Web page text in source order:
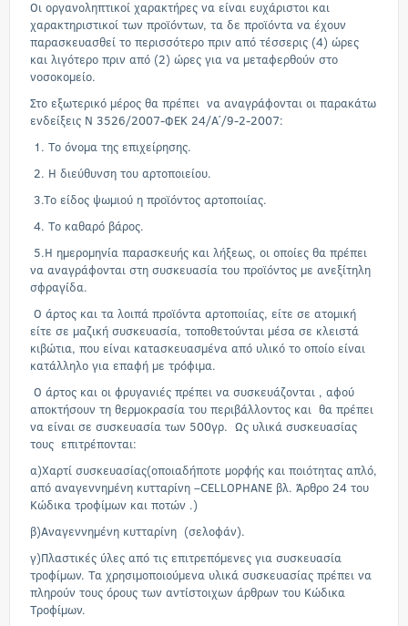
Οι οργανοληπτικοί χαρακτήρες να είναι ευχάριστοι και
χαρακτηριστικοί των προϊόντων, τα δε προϊόντα να έχουν
παρασκευασθεί το περισσότερο πριν από τέσσερις (4) ώρες
και λιγότερο πριν από (2) ώρες για να μεταφερθούν στο
νοσοκομείο.
Στο εξωτερικό μέρος θα πρέπει να αναγράφονται οι παρακάτω
ενδείξεις Ν 3526/2007-ΦΕΚ 24/Α΄/9-2-2007:
1. Το όνομα της επιχείρησης.
2. Η διεύθυνση του αρτοποιείου.
3.Το είδος ψωμιού η προϊόντος αρτοποιίας.
4. Το καθαρό βάρος.
5.Η ημερομηνία παρασκευής και λήξεως, οι οποίες θα πρέπει
να αναγράφονται στη συσκευασία του προϊόντος με ανεξίτηλη
σφραγίδα.
Ο άρτος και τα λοιπά προϊόντα αρτοποιίας, είτε σε ατομική
είτε σε μαζική συσκευασία, τοποθετούνται μέσα σε κλειστά
κιβώτια, που είναι κατασκευασμένα από υλικό το οποίο είναι
κατάλληλο για επαφή με τρόφιμα.
Ο άρτος και οι φρυγανιές πρέπει να συσκευάζονται , αφού
αποκτήσουν τη θερμοκρασία του περιβάλλοντος και θα πρέπει
να είναι σε συσκευασία των 500γρ. Ως υλικά συσκευασίας
τους επιτρέπονται:
α)Χαρτί συσκευασίας(οποιαδήποτε μορφής και ποιότητας απλό,
από αναγεννημένη κυτταρίνη –CELLOPHANE βλ. Άρθρο 24 του
Κώδικα τροφίμων και ποτών .)
β)Αναγεννημένη κυτταρίνη (σελοφάν).
γ)Πλαστικές ύλες από τις επιτρεπόμενες για συσκευασία
τροφίμων. Τα χρησιμοποιούμενα υλικά συσκευασίας πρέπει να
πληρούν τους όρους των αντίστοιχων άρθρων του Κώδικα
Τροφίμων.